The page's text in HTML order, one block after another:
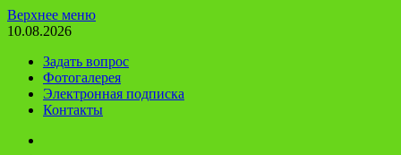
Перейти
к
Верхнее меню
10.08.2026
Задать вопрос
Фотогалерея
Электронная подписка
Контакты